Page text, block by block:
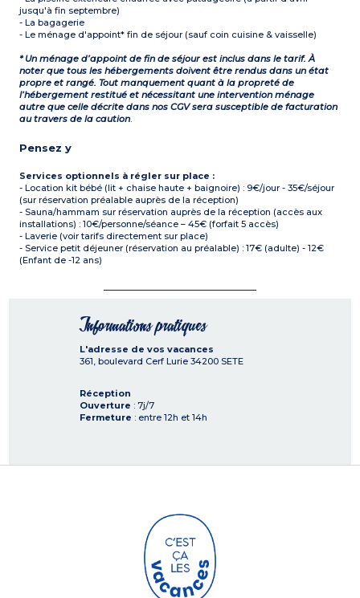
jusqu'à fin septembre)
- La bagagerie
- Le ménage d'appoint* fin de séjour (sauf coin cuisine & vaisselle)
* Un ménage d’appoint de fin de séjour est inclus dans le tarif. À
noter que tous les hébergements doivent être rendus dans un état
propre et rangé. Tout manquement quant à la propreté de
l’hébergement restitué et nécessitant une intervention ménage
autre que celle décrite dans nos CGV sera susceptible de facturation
au travers de la caution.
Pensez y
Services optionnels à régler sur place :
- Location kit bébé (lit + chaise haute + baignoire) : 9€/jour - 35€/séjour
(sur réservation préalable auprès de la réception)
- Sauna/hammam sur réservation auprès de la réception (accès aux
installations) : 10€/personne/séance – 45€ (forfait 5 accès)
- Laverie (voir tarifs directement sur place)
- Service petit déjeuner (réservation au préalable) : 17€ (adulte) - 12€
(Enfant de -12 ans)
Informations pratiques
L'adresse de vos vacances
361, boulevard Cerf Lurie 34200 SETE
Réception
Ouverture : 7j/7
Fermeture : entre 12h et 14h